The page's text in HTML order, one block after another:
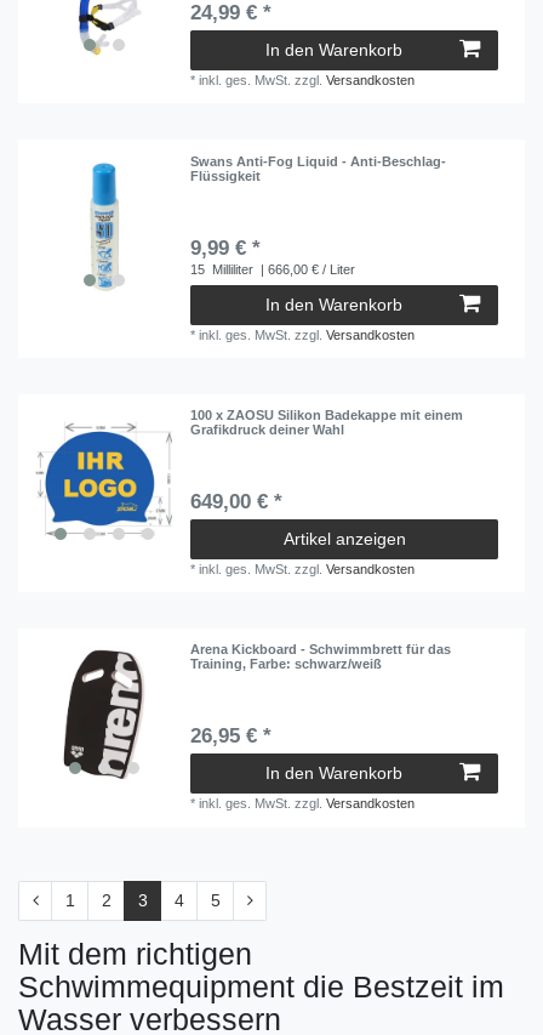
24,99 € *
In den Warenkorb
*inkl. ges. MwSt. zzgl.Versandkosten
Swans Anti-Fog Liquid - Anti-Beschlag-
Flüssigkeit
9,99 € *
15 Milliliter | 666,00 € / Liter
In den Warenkorb
*inkl. ges. MwSt. zzgl.Versandkosten
100 x ZAOSU Silikon Badekappe mit einem
Grafikdruck deiner Wahl
649,00 € *
Artikel anzeigen
*inkl. ges. MwSt. zzgl.Versandkosten
Arena Kickboard - Schwimmbrett für das
Training, Farbe: schwarz/weiß
26,95 € *
In den Warenkorb
*inkl. ges. MwSt. zzgl.Versandkosten
1 2 3 4 5
Mit dem richtigen
Schwimmequipment die Bestzeit im
Wasser verbessern